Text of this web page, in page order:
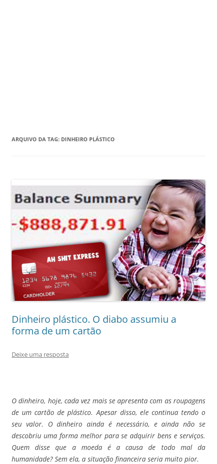
ARQUIVO DA TAG: DINHEIRO PLÁSTICO
Dinheiro plástico. O diabo assumiu a
forma de um cartão
Deixe uma resposta
O dinheiro, hoje, cada vez mais se apresenta com as roupagens
de um cartão de plástico. Apesar disso, ele continua tendo o
seu valor. O dinheiro ainda é necessário, e ainda não se
descobriu uma forma melhor para se adquirir bens e serviços.
Quem disse que a moeda é a causa de todo mal da
humanidade? Sem ela, a situação financeira seria muito pior.